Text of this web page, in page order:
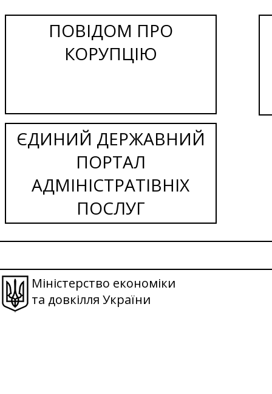
ПОВІДОМ ПРО
КОРУПЦІЮ
ЄДИНИЙ ДЕРЖАВНИЙ
ПОРТАЛ
АДМІНІСТРАТІВНІХ
ПОСЛУГ
Міністерство економіки
та довкілля України